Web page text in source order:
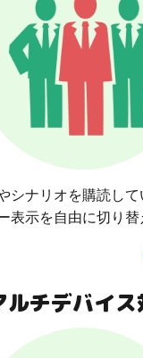
シナリオを購読し
表示を自由に切り替
ルチデバイ